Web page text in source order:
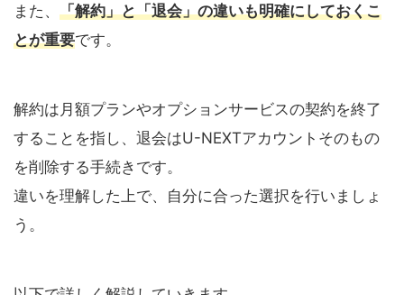
また、 「解約」と「退会」の違いも明確にしておくこ
とが重要です。
解約は月額プランやオプションサービスの契約を終了
することを指し、退会はU-NEXTアカウントそのもの
を削除する手続きです。
違いを理解した上で、自分に合った選択を行いましょ
う。